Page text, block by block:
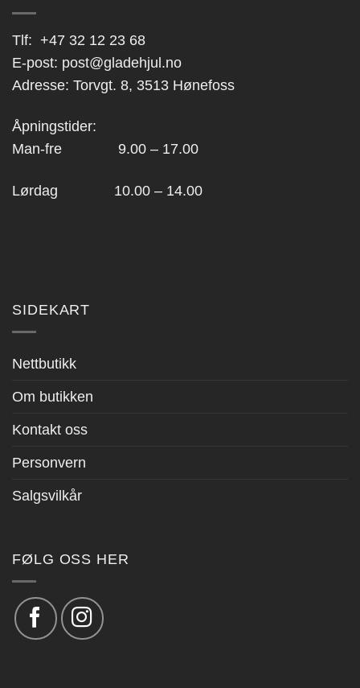
Tlf: +47 32 12 23 68
E-post: post@gladehjul.no
Adresse: Torvgt. 8, 3513 Hønefoss
Åpningstider:
Man-fre 9.00 – 17.00
Lørdag 10.00 – 14.00
SIDEKART
Nettbutikk
Om butikken
Kontakt oss
Personvern
Salgsvilkår
FØLG OSS HER